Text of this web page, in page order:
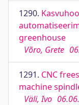
1290.
greenhouse
Võro, Grete
1291. CNC
machine
Väli, Ivo